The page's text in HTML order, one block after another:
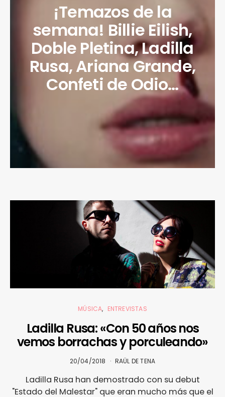
¡Temazos de la
semana! Billie Eilish,
Doble Pletina, Ladilla
Rusa, Ariana Grande,
Confeti de Odio…
MÚSICA ENTREVISTAS
Ladilla Rusa: «Con 50 años nos
vemos borrachas y porculeando»
20/04/2018 RAÜL DE TENA
Ladilla Rusa han demostrado con su debut
"Estado del Malestar" que eran mucho más que el